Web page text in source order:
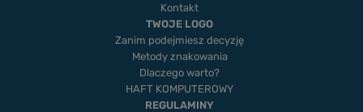
Kontakt
TWOJE LOGO
Zanim podejmiesz decyzję
Metody znakowania
Dlaczego warto?
HAFT KOMPUTEROWY
REGULAMINY